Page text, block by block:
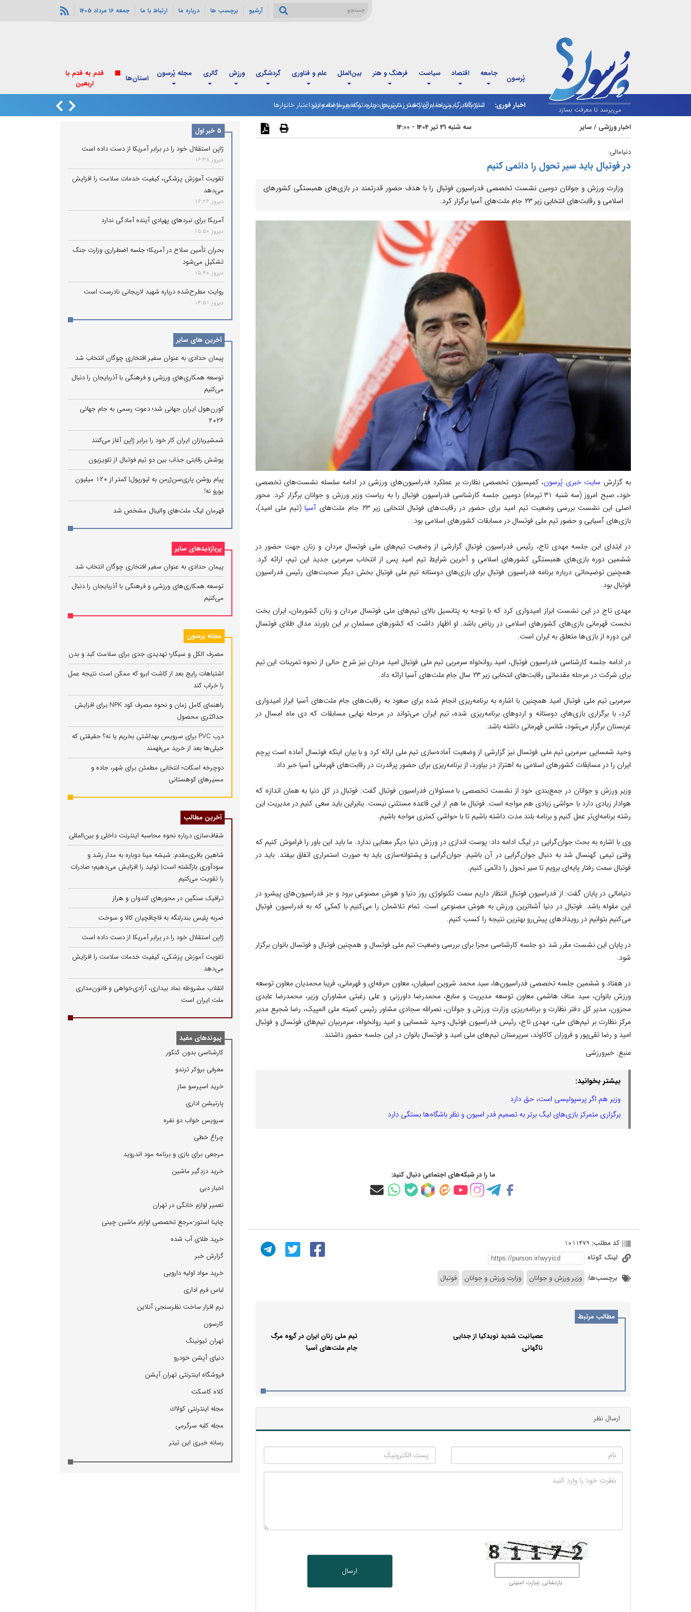
آرشیو برچسب ها درباره ما ارتباط با ما جمعه 16 مرداد 1405
می‌پرسد تا معرفت بسازد
پُرسون جامعه اقتصاد سیاست فرهنگ و هنر بین‌الملل علم و فناوری گردشگری ورزش گالری مجله پُرسون استان‌ها
اخبار فوری: اسلام‌آباد: رایزنی‌ها برای کاهش تنش‌ها درباره تنگه هرمز ادامه دارد
شارژ کالابرگ مردادماه آغاز شد؛ زمان‌بندی جدید و تغییر فاصله واریز اعتبار خانوارها
اخبار ورزشی /سایر سه شنبه 31 تیر 1404 - 14:00
دنیامالی:
در فوتبال باید سیر تحول را دائمی کنیم
وزارت ورزش و جوانان دومین نشست تخصصی فدراسیون فوتبال را با هدف حضور قدرتمند در بازی‌های همبستگی کشورهای
اسلامی و رقابت‌های انتخابی زیر ٢٣ جام ملت‌های آسیا برگزار کرد.
به گزارش سایت خبری پُرسون، کمیسیون تخصصی نظارت بر عملکرد فدراسیون‌های ورزشی در ادامه سلسله نشست‌های تخصصی
خود، صبح امروز (سه شنبه ۳۱ تیرماه) دومین جلسه کارشناسی فدراسیون فوتبال را به ریاست وزیر ورزش و جوانان برگزار کرد. محور
اصلی این نشست بررسی وضعیت تیم امید برای حضور در رقابت‌های فوتبال انتخابی زیر ٢٣ جام ملت‌های
آسیا (تیم ملی امید)،
بازی‌های آسیایی و حضور تیم ملی فوتسال در مسابقات کشورهای اسلامی بود.
در ابتدای این جلسه مهدی تاج، رئیس فدراسیون فوتبال گزارشی از وضعیت تیم‌های ملی فوتسال مردان و زنان جهت حضور در
ششمین دوره بازی‌های همبستگی کشورهای اسلامی و آخرین شرایط تیم امید پس از انتخاب سرمربی جدید این تیم، ارائه کرد.
همچنین توضیحاتی درباره برنامه فدراسیون فوتبال برای بازی‌های دوستانه تیم ملی فوتبال بخش دیگر صحبت‌های رئیس فدراسیون
فوتبال بود.
مهدی تاج در این نشست ابراز امیدواری کرد که با توجه به پتانسیل بالای تیم‌های ملی فوتسال مردان و زنان کشورمان، ایران بخت
نخست قهرمانی بازی‌های کشورهای اسلامی در ریاض باشد. او اظهار داشت که کشورهای مسلمان بر این باورند مدال طلای فوتسال
این دوره از بازی‌ها متعلق به ایران است.
در ادامه جلسه کارشناسی فدراسیون فوتبال، امید روانخواه سرمربی تیم ملی فوتبال امید مردان نیز شرح حالی از نحوه تمرینات این تیم
برای شرکت در مرحله مقدماتی رقابت‌های انتخابی زیر ٢٣ سال جام ملت‌های آسیا ارائه داد.
سرمربی تیم ملی فوتبال امید همچنین با اشاره به برنامه‌ریزی انجام شده برای صعود به رقابت‌های جام ملت‌های آسیا ابراز امیدواری
کرد، با برگزاری بازی‌های دوستانه و اردوهای برنامه‌ریزی شده، تیم ایران می‌تواند در مرحله نهایی مسابقات که دی ماه امسال در
عربستان برگزار می‌شود، شانس قهرمانی داشته باشد.
وحید شمسایی سرمربی تیم ملی فوتسال نیز گزارشی از وضعیت آماده‌سازی تیم ملی ارائه کرد و با بیان اینکه فوتسال آماده است پرچم
ایران را در مسابقات کشورهای اسلامی به اهتزاز در بیاورد، از برنامه‌ریزی برای حضور پرقدرت در رقابت‌های قهرمانی آسیا خبر داد.
وزیر ورزش و جوانان در جمع‌بندی خود از نشست تخصصی با مسئولان فدراسیون فوتبال گفت: فوتبال در کل دنیا به همان اندازه که
هوادار زیادی دارد با حواشی زیادی هم مواجه است. فوتبال ما هم از این قاعده مستثنی نیست. بنابراین باید سعی کنیم در مدیریت این
رشته برنامه‌ای‌تر عمل کنیم و برنامه بلند مدت داشته باشیم تا با حواشی کمتری مواجه باشیم.
وی با اشاره به بحث جوان‌گرایی در لیگ ادامه داد: پوست اندازی در ورزش دنیا دیگر معنایی ندارد. ما باید این باور را فراموش کنیم که
وقتی تیمی کهنسال شد به دنبال جوان‌گرایی در آن باشیم. جوان‌گرایی و پشتوانه‌سازی باید به صورت استمراری اتفاق بیفتد. باید در
فوتبال سمت رفتار پایه‌ای برویم تا سیر تحول را دائمی کنیم.
دنیامالی در پایان گفت: از فدراسیون فوتبال انتظار داریم سمت تکنولوژی روز دنیا و هوش مصنوعی برود و جز فدراسیون‌های پیشرو در
این مقوله باشد. فوتبال در دنیا آشناترین ورزش به هوش مصنوعی است. تمام تلاشمان را می‌کنیم با کمکی که به فدراسیون فوتبال
می‌کنیم بتوانیم در رویدادهای پیش‌رو بهترین نتیجه را کسب کنیم.
در پایان این نشست مقرر شد دو جلسه کارشناسی مجزا برای بررسی وضعیت تیم ملی فوتسال و همچنین فوتبال و فوتسال بانوان برگزار
شود.
در هفتاد و ششمین جلسه تخصصی فدراسیون‌ها، سید محمد شروین اسبقیان، معاون حرفه‌ای و قهرمانی، فریبا محمدیان معاون توسعه
ورزش بانوان، سید مناف هاشمی معاون توسعه مدیریت و منابع، محمدرضا داورزنی و علی رغبتی مشاوران وزیر، محمدرضا عابدی
محزون، مدیر کل دفتر نظارت و برنامه‌ریزی وزارت ورزش و جوانان، نصرالله سجادی مشاور رئیس کمیته ملی المپیک، رضا شجیع مدیر
مرکز نظارت بر تیم‌های ملی، مهدی تاج، رئیس فدراسیون فوتبال، وحید شمسایی و امید روانخواه، سرمربیان تیم‌های فوتسال و فوتبال
امید و رضا تقی‌پور و فروزان کاکاوند، سرپرستان تیم‌های ملی امید و فوتسال بانوان در این جلسه حضور داشتند.
منبع: خبرورزشی
بیشتر بخوانید:
وزیر هم اگر پرسپولیسی است، حق دارد
برگزاری متمرکز بازی‌های لیگ برتر به تصمیم فدر اسیون و نظر باشگاه‌ها بستگی دارد
ما را در شبکه‌های اجتماعی دنبال کنید:
کد مطلب: 1011479
لینک کوتاه
برچسب‌ها: وزیر ورزش و جوانان وزارت ورزش و جوانان فوتبال
مطالب مرتبط
عصبانیت شدید نویدکیا از جدایی
ناگهانی
تیم ملی زنان ایران در گروه مرگ
جام ملت‌های آسیا
ارسال نظر
بازنشانی عبارت امنیتی
5 خبر اول
ژاپن استقلال خود را در برابر آمریکا از دست داده است
دیروز 16:38
تقویت آموزش پزشکی، کیفیت خدمات سلامت را افزایش
می‌دهد
دیروز 16:26
آمریکا برای نبردهای پهپادی آینده آمادگی ندارد
دیروز 15:50
بحران تأمین سلاح در آمریکا؛ جلسه اضطراری وزارت جنگ
تشکیل می‌شود
دیروز 15:40
روایت مطرح‌شده درباره شهید لاریجانی نادرست است
دیروز 14:51
آخرین های سایر
پیمان حدادی به عنوان سفیر افتخاری چوگان انتخاب شد
توسعه همکاری‌های ورزشی و فرهنگی با آذربایجان را دنبال
می‌کنیم
کورن‌هول ایران جهانی شد؛ دعوت رسمی به جام جهانی
۲۰۲۶
شمشیربازان ایران کار خود را برابر ژاپن آغاز می‌کنند
پوشش رقابتی جذاب بین دو تیم فوتبال از تلویزیون
پیام روشن پاری‌سن‌ژرمن به لیورپول| کمتر از ۱۲۰ میلیون
یورو نه!
قهرمان لیگ ملت‌های والیبال مشخص شد
پربازدیدهای سایر
پیمان حدادی به عنوان سفیر افتخاری چوگان انتخاب شد
توسعه همکاری‌های ورزشی و فرهنگی با آذربایجان را دنبال
می‌کنیم
مجله پرسون
مصرف الکل و سیگار؛ تهدیدی جدی برای سلامت کبد و بدن
اشتباهات رایج بعد از کاشت ابرو که ممکن است نتیجه عمل
را خراب کند
راهنمای کامل زمان و نحوه مصرف کود NPK برای افزایش
حداکثری محصول
درب PVC برای سرویس بهداشتی بخریم یا نه؟ حقیقتی که
خیلی‌ها بعد از خرید می‌فهمند
دوچرخه اسکات؛ انتخابی مطمئن برای شهر، جاده و
مسیرهای کوهستانی
آخرین مطالب
شفاف‌سازی درباره نحوه محاسبه اینترنت داخلی و بین‌المللی
شاهین باقری‌مقدم: شیشه مینا دوباره به مدار رشد و
سودآوری بازگشته است| تولید را افزایش می‌دهیم؛ صادرات
را تقویت می‌کنیم
ترافیک سنگین در محورهای کندوان و هراز
ضربه پلیس بندرلنگه به قاچاقچیان کالا و سوخت
ژاپن استقلال خود را در برابر آمریکا از دست داده است
تقویت آموزش پزشکی، کیفیت خدمات سلامت را افزایش
می‌دهد
انقلاب مشروطه نماد بیداری، آزادی‌خواهی و قانون‌مداری
ملت ایران است
پیوندهای مفید
كارشناسی بدون كنكور
معرفی بروكر ترندو
خرید اسپرسو ساز
پارتیشن اداری
سرویس خواب دو نفره
چراغ خطی
مرجعی برای بازی و برنامه مود اندروید
خرید دزدگیر ماشین
اخبار دبی
تعمیر لوازم خانگی در تهران
چاینا استور-مرجع تخصصی لوازم ماشین چینی
خرید طلای آب شده
گزارش خبر
خرید مواد اولیه دارویی
لباس فرم اداری
نرم افزار ساخت نظرسنجی آنلاین
كارسون
تهران تیونینگ
دنیای آپشن خودرو
فروشگاه اینترنتی تهران آپشن
كلاه كاسكت
مجله اینترنتی كولاك
مجله كلبه سرگرمی
رسانه خبری این تیتر